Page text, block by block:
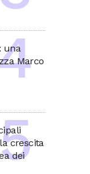
una
Marco
crescita
dei